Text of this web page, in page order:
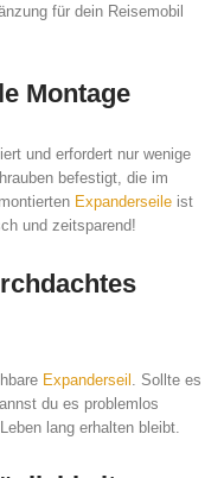
für dein Reisemobil
Montage
und erfordert nur wenige
befestigt, die im
Expanderseile ist
und zeitsparend!
Expanderseil . Sollte es
du es problemlos
lang erhalten bleibt.